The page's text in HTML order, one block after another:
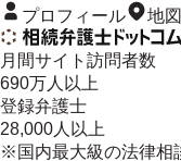
プロフィール 地図
月間サイト訪問者数
690万人以上
登録弁護士
28,000人以上
※国内最大級の法律相